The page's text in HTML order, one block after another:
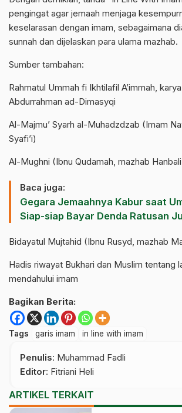
pengingat agar jemaah menjaga
keselarasan dengan imam, sebagaimana
sunnah dan dijelaskan para ulama mazhab.
Sumber tambahan:
Rahmatul Ummah fi Ikhtilafil A’immah,
Abdurrahman ad-Dimasyqi
Al-Majmu’ Syarh al-Muhadzdzab (Imam
Syafi’i)
Al-Mughni (Ibnu Qudamah, mazhab
Baca juga:
Gegara Jemaahnya Kabur saat
Siap-siap Bayar Denda Ratusan
Bidayatul Mujtahid (Ibnu Rusyd, mazhab
Hadis riwayat Bukhari dan Muslim tentang
mendahului imam
Bagikan Berita:
Tags garis imam in line with imam
Penulis: Muhammad Fadli
Editor: Fitriani Heli
ARTIKEL TERKAIT